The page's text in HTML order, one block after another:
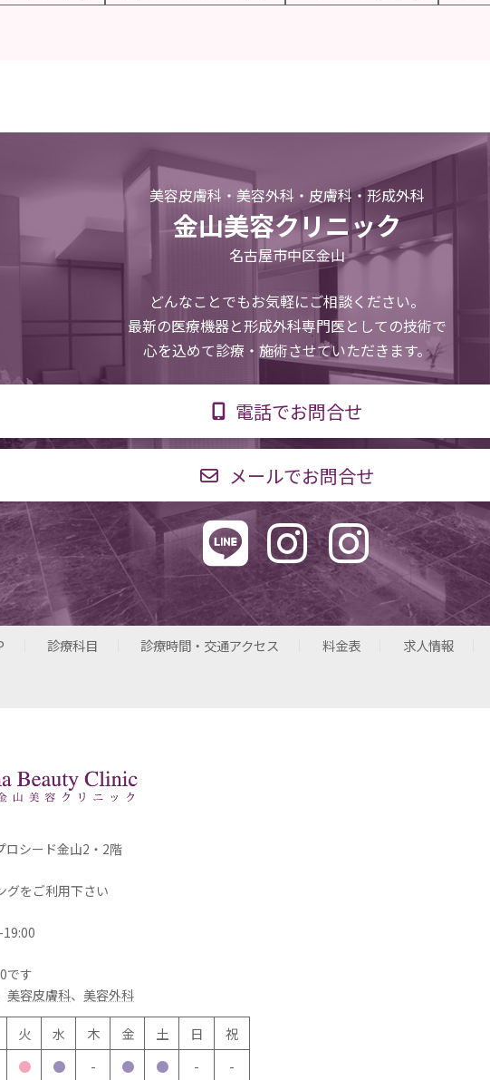
美容皮膚科・美容外科・皮膚科・形成外科
金山美容クリニック
名古屋市中区金山
どんなことでもお気軽にご相談ください。
最新の医療機器と形成外科専門医としての技術で
心を込めて診療・施術させていただきます。
電話でお問合せ
メールでお問合せ
診療科目 診療時間・交通アクセス 料金表 求人情報
ロシード金山2・2階
グをご利用下さい
です
美容皮膚科、 美容外科
火 水 木 金 土 日
祝
● ● - ● ● -
-